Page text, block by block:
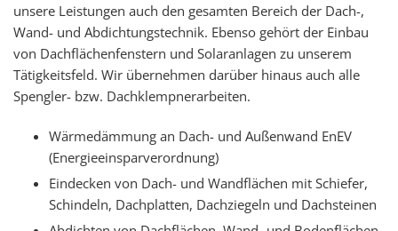
unsere Leistungen auch den gesamten Bereich der Dach-,
Wand- und Abdichtungstechnik. Ebenso gehört der Einbau
von Dachflächenfenstern und Solaranlagen zu unserem
Tätigkeitsfeld. Wir übernehmen darüber hinaus auch alle
Spengler- bzw. Dachklempnerarbeiten.
Wärmedämmung an Dach- und Außenwand EnEV
(Energieeinsparverordnung)
Eindecken von Dach- und Wandflächen mit Schiefer,
Schindeln, Dachplatten, Dachziegeln und Dachsteinen